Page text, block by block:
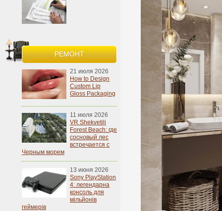
РЕМОНТ
21 июля 2026
How to Design
Custom Lip
Gloss Packaging
11 июля 2026
VR Shekvetili
Forest Beach: где
сосновый лес
встречается с
Черным морем
13 июня 2026
Sony PlayStation
4: легендарна
консоль для
мільйонів
геймерів